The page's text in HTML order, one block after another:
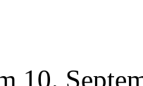
10.